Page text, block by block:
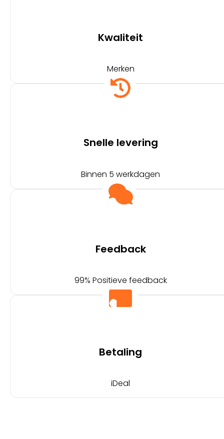
Kwaliteit
Merken
Snelle levering
Binnen 5 werkdagen
Feedback
99% Positieve feedback
Betaling
iDeal